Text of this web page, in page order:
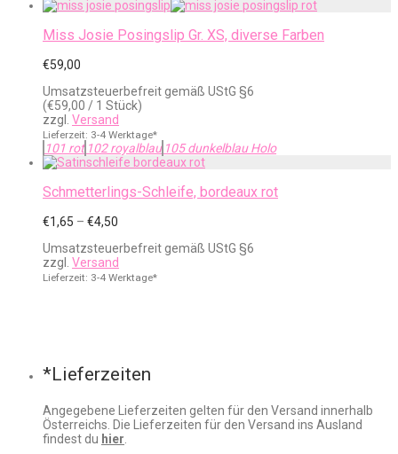
Miss Josie Posingslip Gr. XS, diverse Farben
€59,00
Umsatzsteuerbefreit gemäß UStG §6
(€59,00 / 1 Stück)
zzgl. Versand
Lieferzeit: 3-4 Werktage*
101 rot 102 royalblau 105 dunkelblau Holo
Schmetterlings-Schleife, bordeaux rot
€1,65 – €4,50
bis
€4,50
Umsatzsteuerbefreit gemäß UStG §6
zzgl. Versand
Lieferzeit: 3-4 Werktage*
*Lieferzeiten
Angegebene Lieferzeiten gelten für den Versand innerhalb
Österreichs. Die Lieferzeiten für den Versand ins Ausland
findest du hier.